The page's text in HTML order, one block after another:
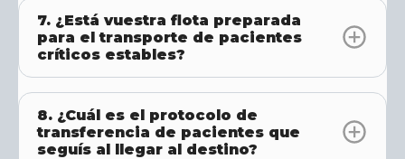
7. ¿Está vuestra flota preparada
para el transporte de pacientes
críticos estables?
8. ¿Cuál es el protocolo de
transferencia de pacientes que
seguís al llegar al destino?